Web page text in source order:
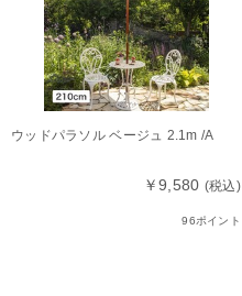
ウッドパラソル ベージュ 2.1m /A
￥9,580 (税込)
96ポイント